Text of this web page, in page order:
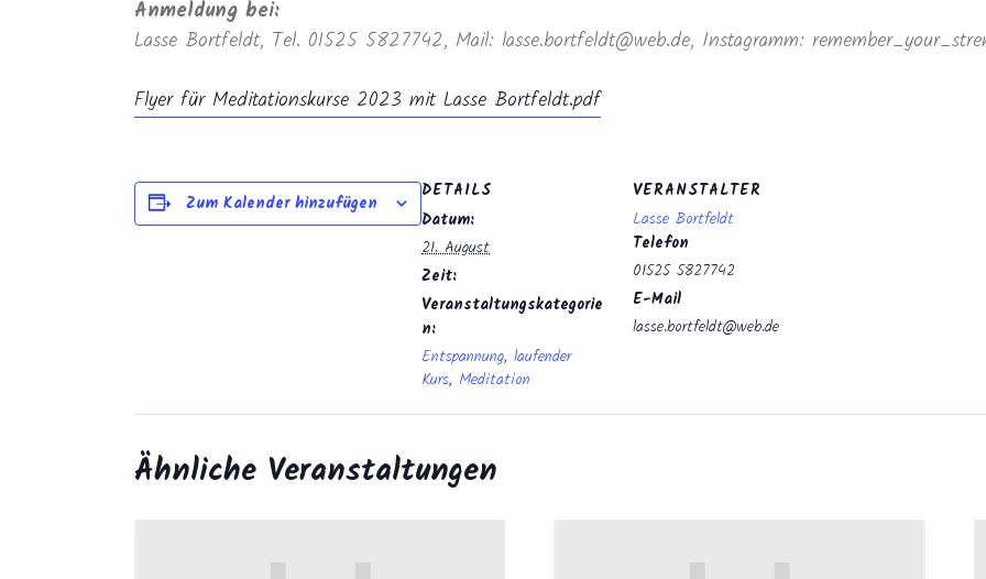
Anmeldung bei:
Lasse Bortfeldt, Tel. 01525 5827742, Mail: lasse.bortfeldt@web.de, Instagramm:
Flyer für Meditationskurse 2023 mit Lasse Bortfeldt.pdf
Zum Kalender hinzufügen
DETAILS
Datum:
21. August
Zeit:
Veranstaltungskategorie
n:
Entspannung, laufender
Kurs, Meditation
VERANSTALTER
Lasse Bortfeldt
Telefon
01525 5827742
E-Mail
lasse.bortfeldt@web.de
Ähnliche Veranstaltungen